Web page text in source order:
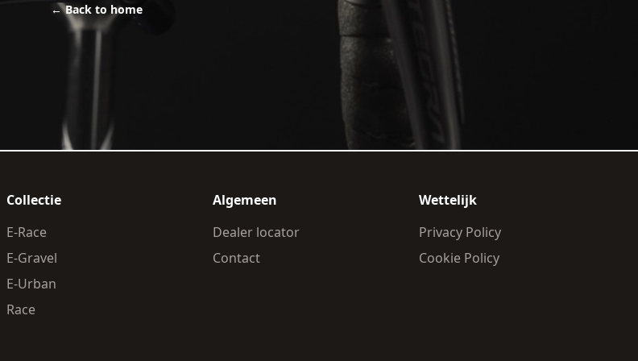
←Back to home
Collectie
E-Race
E-Gravel
E-Urban
Race
Algemeen
Dealer locator
Contact
Wettelijk
Privacy Policy
Cookie Policy